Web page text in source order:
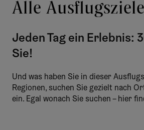
Alle Ausflugsziele
Jeden Tag ein Erlebnis:
Sie!
Und was haben Sie in dieser
Regionen, suchen Sie gezielt nach
ein. Egal wonach Sie suchen – hier